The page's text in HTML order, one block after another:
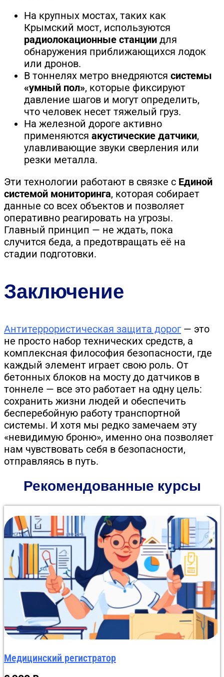
На крупных мостах, таких как
Крымский мост, используются
радиолокационные станции для
обнаружения приближающихся лодок
или дронов.
В тоннелях метро внедряются системы
«умный пол», которые фиксируют
давление шагов и могут определить,
что человек несет тяжелый груз.
На железной дороге активно
применяются акустические датчики,
улавливающие звуки сверления или
резки металла.
Эти технологии работают в связке с Единой
системой мониторинга, которая собирает
данные со всех объектов и позволяет
оперативно реагировать на угрозы.
Главный принцип — не ждать, пока
случится беда, а предотвращать её на
стадии подготовки.
Заключение
Антитеррористическая защита дорог— это
не просто набор технических средств, а
комплексная философия безопасности, где
каждый элемент играет свою роль. От
бетонных блоков на мосту до датчиков в
тоннеле — все это работает на одну цель:
сохранить жизни людей и обеспечить
бесперебойную работу транспортной
системы. И хотя мы редко замечаем эту
«невидимую броню», именно она позволяет
нам чувствовать себя в безопасности,
отправляясь в путь.
Рекомендованные курсы
Данная программа профессионального обучения
объемом 900 академических часов предназначена
для персонала регистратур лечебно-
профилактических учреждений. Обучение
организовано дистанционно по всей России.
Учебный план детально раскрывает структуру
системы здравоохранения, правила ведения
документооборота и этику делового общения с
пациентами. Слушатели осваивают работу в
современных медицинских информационных
системах для качественного выполнения своих
обязанностей. Проверка знаний максимально
упрощена: онлайн-тестирование до 10 вопросов без
лимита времени и количества попыток, что
позволяет 99% обучающихся успешно завершить
Медицинский регистратор